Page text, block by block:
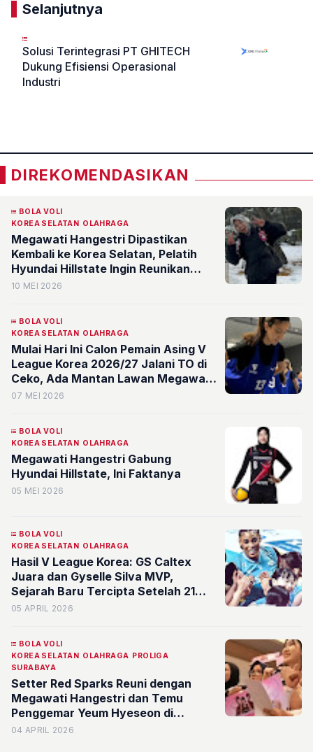
Selanjutnya
Solusi Terintegrasi PT GHITECH
Dukung Efisiensi Operasional
Industri
DIREKOMENDASIKAN
BOLA VOLI
KOREA SELATAN OLAHRAGA
Megawati Hangestri Dipastikan
Kembali ke Korea Selatan, Pelatih
Hyundai Hillstate Ingin Reunikan
dengan Vanja Bukilic?
10 MEI 2026
BOLA VOLI
KOREA SELATAN OLAHRAGA
Mulai Hari Ini Calon Pemain Asing V
League Korea 2026/27 Jalani TO di
Ceko, Ada Mantan Lawan Megawati
Hangestri
07 MEI 2026
BOLA VOLI
KOREA SELATAN OLAHRAGA
Megawati Hangestri Gabung
Hyundai Hillstate, Ini Faktanya
05 MEI 2026
BOLA VOLI
KOREA SELATAN OLAHRAGA
Hasil V League Korea: GS Caltex
Juara dan Gyselle Silva MVP,
Sejarah Baru Tercipta Setelah 21
Tahun
05 APRIL 2026
BOLA VOLI
KOREA SELATAN OLAHRAGA PROLIGA
SURABAYA
Setter Red Sparks Reuni dengan
Megawati Hangestri dan Temu
Penggemar Yeum Hyeseon di
Surabaya
04 APRIL 2026